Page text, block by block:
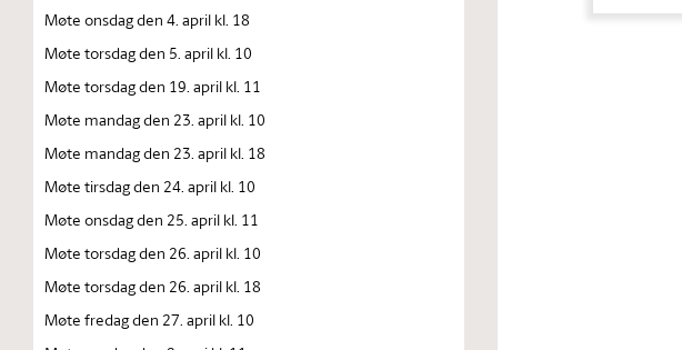
Møte onsdag den 4. april kl. 18
Møte torsdag den 5. april kl. 10
Møte torsdag den 19. april kl. 11
Møte mandag den 23. april kl. 10
Møte mandag den 23. april kl. 18
Møte tirsdag den 24. april kl. 10
Møte onsdag den 25. april kl. 11
Møte torsdag den 26. april kl. 10
Møte torsdag den 26. april kl. 18
Møte fredag den 27. april kl. 10